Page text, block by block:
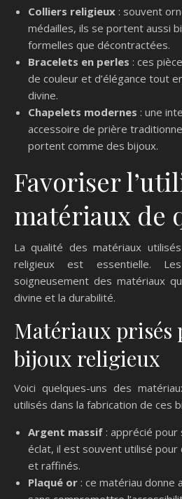
Colliers religieux : souvent
médailles, ils se portent aussi
formelles que décontractées.
Bracelets en perles : ces
de couleur et d’élégance tout
divine.
Chapelets modernes : une
accessoire de prière
portent comme des bijoux.
Favoriser
matériaux de
La qualité des matériaux
religieux est essentielle.
soigneusement des matériaux
divine et la durabilité.
Matériaux prisés
bijoux religieux
Voici quelques-uns des
utilisés dans la fabrication de ces
Argent massif : apprécié
éclat, il est souvent utilisé pour
et raffinés.
Plaqué or : ce matériau donne